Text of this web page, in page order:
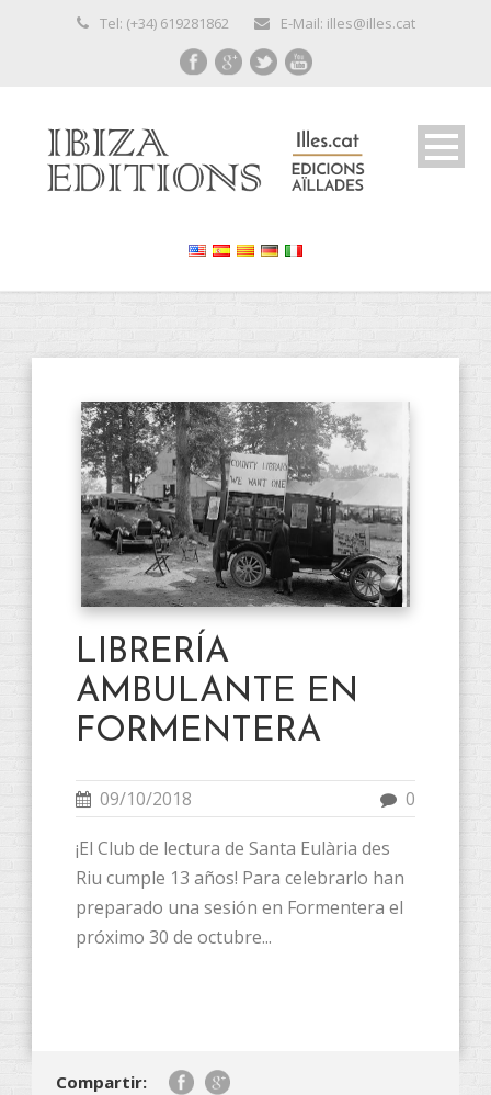
Tel: (+34) 619281862 E-Mail: illes@illes.cat
LIBRERÍA
AMBULANTE EN
FORMENTERA
09/10/2018 0
¡El Club de lectura de Santa Eulària des
Riu cumple 13 años! Para celebrarlo han
preparado una sesión en Formentera el
próximo 30 de octubre...
Compartir: